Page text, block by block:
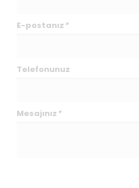
E-postanız *
Telefonunuz
Mesajınız *